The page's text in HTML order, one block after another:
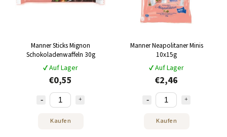
Manner Sticks Mignon
Schokoladenwaffeln 30g
✔ Auf Lager
€0,55
Kaufen
Manner Neapolitaner Minis
10x15g
✔ Auf Lager
€2,46
Kaufen